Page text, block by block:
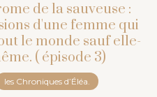
de la sauveuse :
d'une femme qui
le monde sauf elle-
( épisode 3)
les Chroniques d’Éléa.